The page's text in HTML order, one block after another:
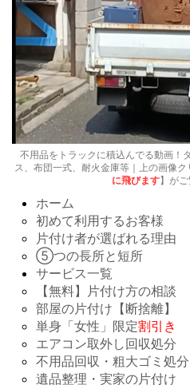
不用品をトラックに積込んでる動画！
ス、布団一式、耐火金庫等｜上の画像
に飛びます】がご
ホーム
初めて利用するお客様
片付け者が選ばれる理由
⑤つの長所と短所
サービス一覧
【無料】片付け方の相談
部屋の片付け【断捨離】
単身「女性」限定割引き
エアコン取外し回収処分
不用品回収・粗大ゴミ処分
遺品整理・実家の片付け